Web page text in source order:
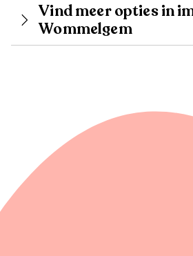
Vind meer opties in
Wommelgem